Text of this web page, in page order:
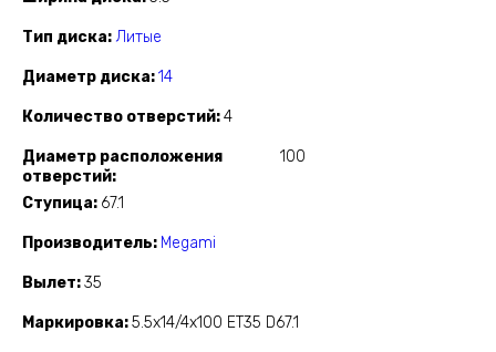
Тип диска Литые
Диаметр диска 14
Количество отверстий 4
Диаметр расположения
отверстий
100
Ступица 67.1
Производитель Megami
Вылет 35
Маркировка 5.5x14/4x100 ET35 D67.1